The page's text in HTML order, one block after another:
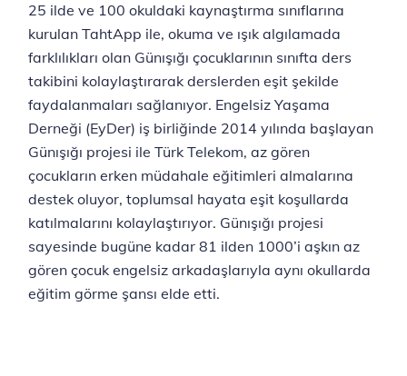
25 ilde ve 100 okuldaki kaynaştırma sınıflarına
kurulan TahtApp ile, okuma ve ışık algılamada
farklılıkları olan Günışığı çocuklarının sınıfta ders
takibini kolaylaştırarak derslerden eşit şekilde
faydalanmaları sağlanıyor. Engelsiz Yaşama
Derneği (EyDer) iş birliğinde 2014 yılında başlayan
Günışığı projesi ile Türk Telekom, az gören
çocukların erken müdahale eğitimleri almalarına
destek oluyor, toplumsal hayata eşit koşullarda
katılmalarını kolaylaştırıyor. Günışığı projesi
sayesinde bugüne kadar 81 ilden 1000’i aşkın az
gören çocuk engelsiz arkadaşlarıyla aynı okullarda
eğitim görme şansı elde etti.